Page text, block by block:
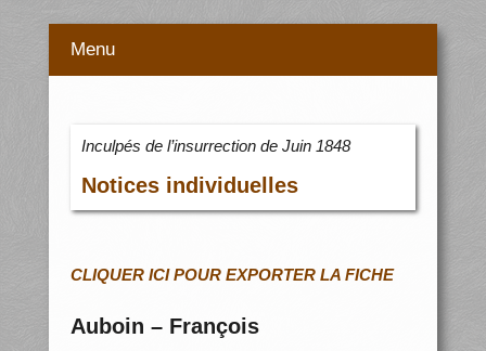
Menu
Inculpés de l’insurrection de Juin 1848
Notices individuelles
CLIQUER ICI POUR EXPORTER LA FICHE
Auboin – François